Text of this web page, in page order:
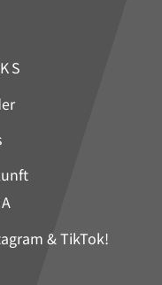
& TikTok!